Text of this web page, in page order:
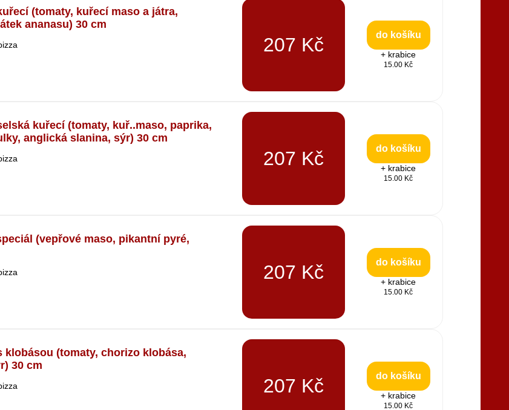
(tomaty, kuřecí maso a játra,
ananasu) 30 cm
207 Kč do košíku
+ krabice
15.00 Kč
kuřecí (tomaty, kuř..maso, paprika,
anglická slanina, sýr) 30 cm
207 Kč do košíku
+ krabice
15.00 Kč
(vepřové maso, pikantní pyré,
207 Kč do košíku
+ krabice
15.00 Kč
klobásou (tomaty, chorizo klobása,
30 cm
207 Kč do košíku
+ krabice
15.00 Kč